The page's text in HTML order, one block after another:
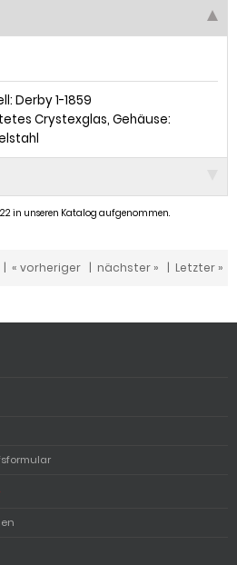
Derby 1-1859
Crystexglas, Gehäuse:
in unseren Katalog aufgenommen.
| « vorheriger | nächster » | Letzter »